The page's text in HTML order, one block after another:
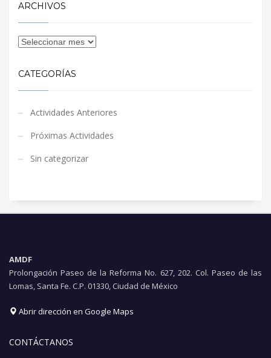
ARCHIVOS
CATEGORÍAS
Actividades Anteriores
Próximas Actividades
Sin categorizar
AMDF
Prolongación Paseo de la Reforma No. 627, 202. Col. Paseo de las
Lomas, Santa Fe. C.P. 01330, Ciudad de México
Abrir dirección en Google Maps
CONTÁCTANOS